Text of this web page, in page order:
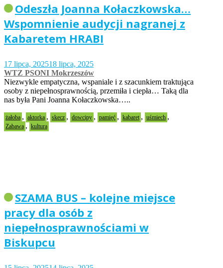
Odeszła Joanna Kołaczkowska…
Wspomnienie audycji nagranej z
Kabaretem HRABI
17 lipca, 202518 lipca, 2025
WTZ PSONI Mokrzeszów
Niezwykle empatyczna, wspaniale i z szacunkiem traktująca
osoby z niepełnosprawnością, przemiła i ciepła… Taką dla
nas była Pani Joanna Kołaczkowska…..
żałoba , aktorka , skecz , dowcipy , pamięć , kabaret , uśmiech ,
Zabawa , kultura
SZAMA BUS – kolejne miejsce
pracy dla osób z
niepełnosprawnościami w
Biskupcu